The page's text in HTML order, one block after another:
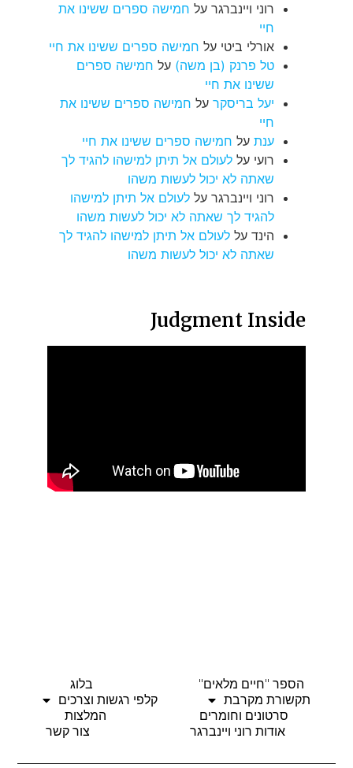
רוני ויינברגר על חמישה ספרים ששינו את
חיי
אורלי ביטי על חמישה ספרים ששינו את חיי
טל פרנק (בן משה) על חמישה ספרים
ששינו את חיי
יעל בריסקר על חמישה ספרים ששינו את
חיי
ענת על חמישה ספרים ששינו את חיי
רועי על לעולם אל תיתן למישהו להגיד לך
שאתה לא יכול לעשות משהו
רוני ויינברגר על לעולם אל תיתן למישהו
להגיד לך שאתה לא יכול לעשות משהו
הינד על לעולם אל תיתן למישהו להגיד לך
שאתה לא יכול לעשות משהו
Judgment Inside
הספר "חיים מלאים"
בלוג
תקשורת מקרבת
קלפי רגשות וצרכים
סרטונים וחומרים
המלצות
אודות רוני ויינברגר
צור קשר